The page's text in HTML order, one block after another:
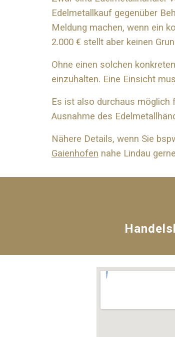
Edelmetallkauf gegenüber
Meldung machen, wenn ein
2.000 € stellt aber keinen
Ohne einen solchen
einzuhalten. Eine Einsicht
Es ist also durchaus möglich
Ausnahme des
Nähere Details, wenn Sie
Gaienhofen nahe Lindau